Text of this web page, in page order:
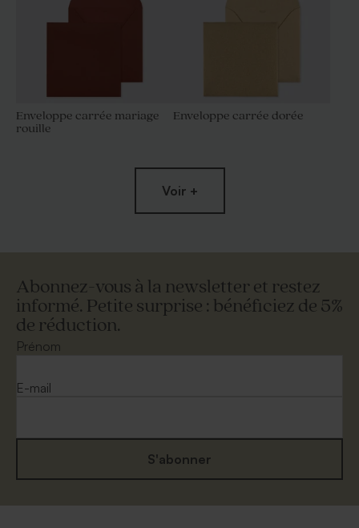
Enveloppe carrée mariage
rouille
Enveloppe carrée dorée
Grande enveloppe papier
kraft
Voir +
Abonnez-vous à la newsletter et restez
informé. Petite surprise : bénéficiez de 5%
de réduction.
Prénom
E-mail
S'abonner